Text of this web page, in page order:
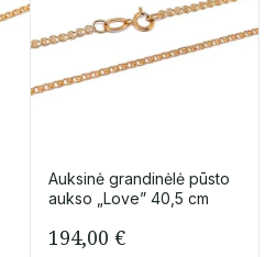
Auksinė grandinėlė pūsto
aukso „Love” 40,5 cm
194,00 €